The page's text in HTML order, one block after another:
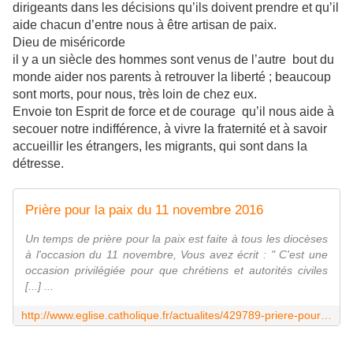
dirigeants dans les décisions qu’ils doivent prendre et qu’il
aide chacun d’entre nous à être artisan de paix.
Dieu de miséricorde
il y a un siècle des hommes sont venus de l’autre bout du
monde aider nos parents à retrouver la liberté ; beaucoup
sont morts, pour nous, très loin de chez eux.
Envoie ton Esprit de force et de courage qu’il nous aide à
secouer notre indifférence, à vivre la fraternité et à savoir
accueillir les étrangers, les migrants, qui sont dans la
détresse.
Prière pour la paix du 11 novembre 2016
Un temps de prière pour la paix est faite à tous les diocèses
à l'occasion du 11 novembre, Vous avez écrit : " C'est une
occasion privilégiée pour que chrétiens et autorités civiles
[...] ...